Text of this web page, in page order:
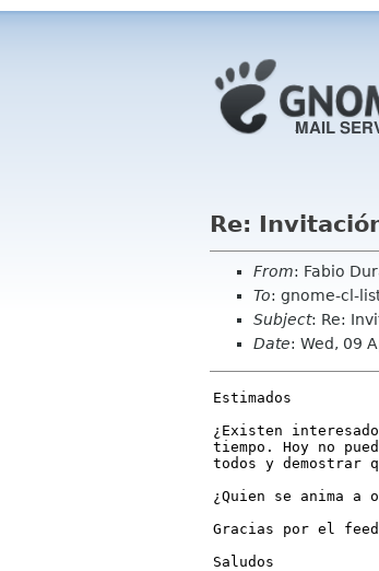
Re:
From: Fabio
To: gnome-cl-
Subject: Re:
Date: Wed, 09
Estimados
¿Existen
tiempo. Hoy no
todos y demostrar
¿Quien se anima a
Gracias por el
Saludos